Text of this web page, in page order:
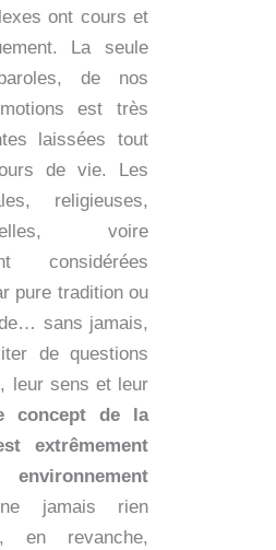
ont cours et
La seule
de nos
est très
laissées tout
de vie. Les
religieuses,
voire
considérées
pure tradition ou
sans jamais,
de questions
leur sens et leur
concept de la
extrêmement
jamais rien
en revanche,